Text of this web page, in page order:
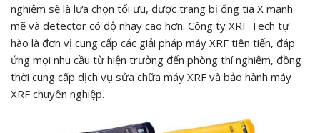
nghiệm sẽ là lựa chọn tối ưu, được trang bị ống tia X mạnh
mẽ và detector có độ nhạy cao hơn. Công ty XRF Tech tự
hào là đơn vị cung cấp các giải pháp máy XRF tiên tiến, đáp
ứng mọi nhu cầu từ hiện trường đến phòng thí nghiệm, đồng
thời cung cấp dịch vụ sửa chữa máy XRF và bảo hành máy
XRF chuyên nghiệp.